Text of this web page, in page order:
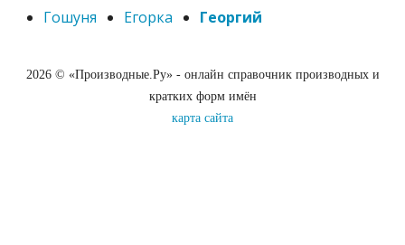
Гошуня
Егорка Георгий
2026 © «Производные.Ру» - онлайн справочник производных и
кратких форм имён
карта сайта